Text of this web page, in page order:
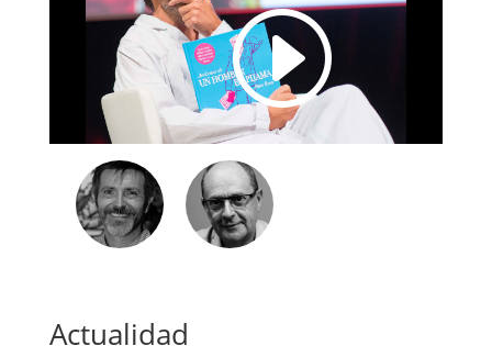
I
Actualidad